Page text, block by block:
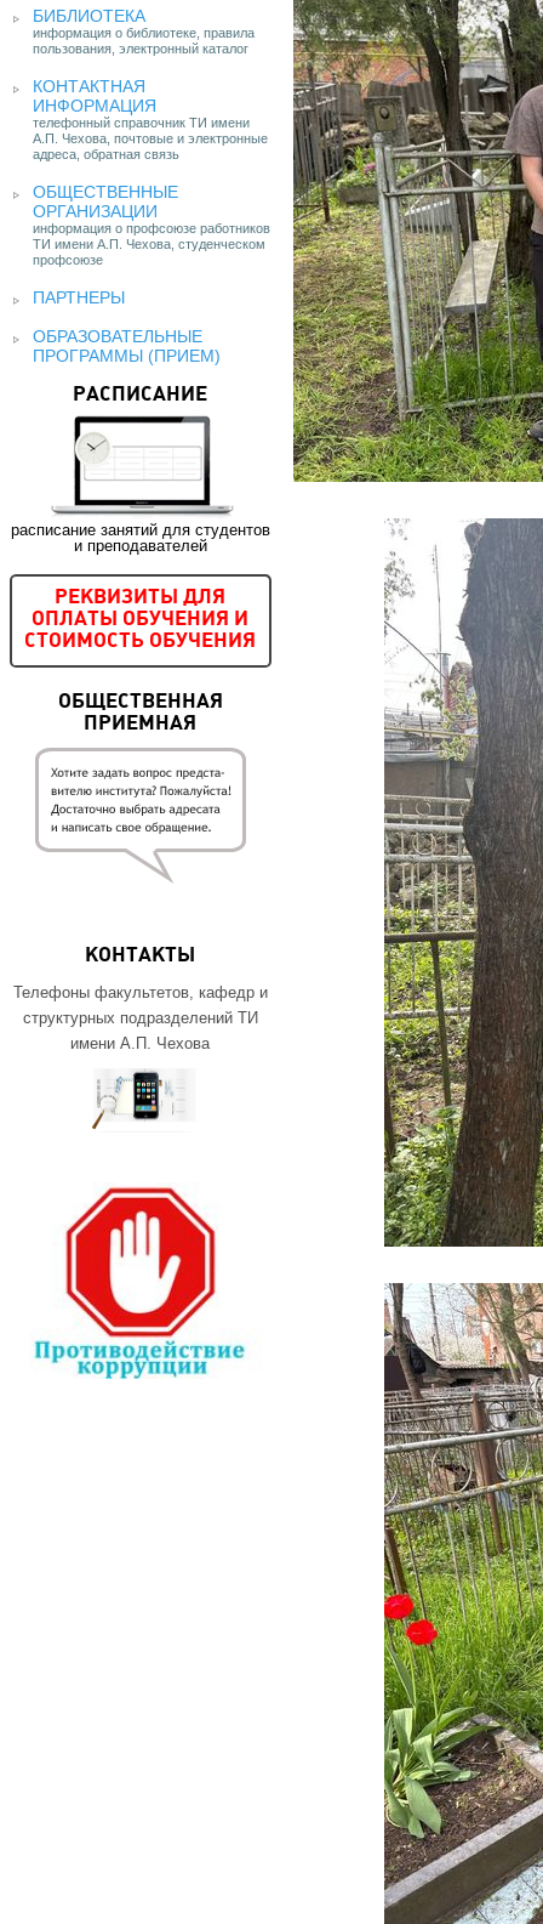
БИБЛИОТЕКА
информация о библиотеке, правила
пользования, электронный каталог
КОНТАКТНАЯ
ИНФОРМАЦИЯ
телефонный справочник ТИ имени
А.П. Чехова, почтовые и электронные
адреса, обратная связь
ОБЩЕСТВЕННЫЕ
ОРГАНИЗАЦИИ
информация о профсоюзе работников
ТИ имени А.П. Чехова, студенческом
профсоюзе
ПАРТНЕРЫ
ОБРАЗОВАТЕЛЬНЫЕ
ПРОГРАММЫ (ПРИЕМ)
РАСПИСАНИЕ
расписание занятий для студентов
и преподавателей
РЕКВИЗИТЫ ДЛЯ
ОПЛАТЫ ОБУЧЕНИЯ И
СТОИМОСТЬ ОБУЧЕНИЯ
ОБЩЕСТВЕННАЯ
ПРИЕМНАЯ
КОНТАКТЫ
Телефоны факультетов, кафедр и
структурных подразделений ТИ
имени А.П. Чехова